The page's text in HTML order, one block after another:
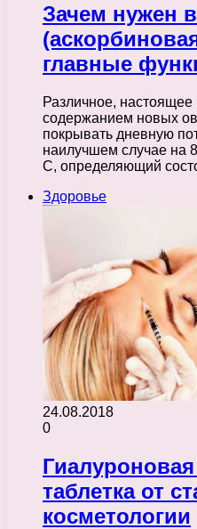
Зачем нужен
главные
Различное,
содержанием новых
покрывать дневную
наилучшем случае на
С, определяющий
Здоровье
24.08.2018
0
таблетка от
косметологии